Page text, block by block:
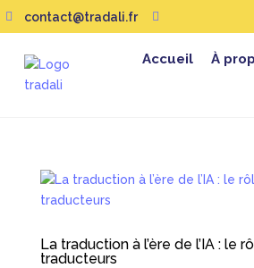
 contact@tradali.fr 
Accueil À
La traduction à l’ère de l’IA : le
traducteurs